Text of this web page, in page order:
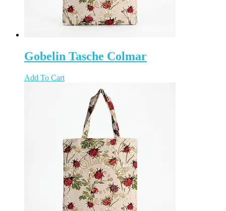
Gobelin Tasche Colmar
Add To Cart